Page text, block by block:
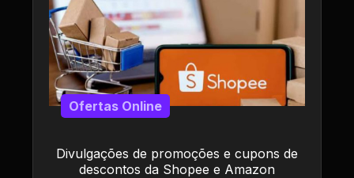
Divulgações de promoções e cupons de
descontos da Shopee e Amazon
Ofertas Online